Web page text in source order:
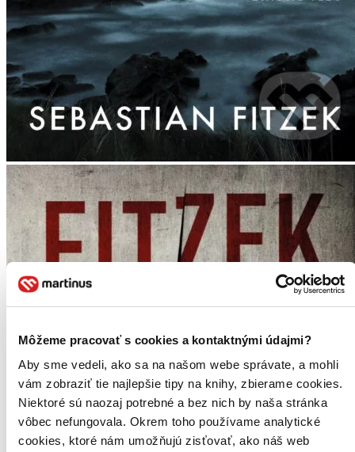
Môžeme pracovať s cookies a kontaktnými údajmi?
Aby sme vedeli, ako sa na našom webe správate, a mohli
vám zobraziť tie najlepšie tipy na knihy, zbierame cookies.
Niektoré sú naozaj potrebné a bez nich by naša stránka
vôbec nefungovala. Okrem toho používame analytické
cookies, ktoré nám umožňujú zisťovať, ako náš web